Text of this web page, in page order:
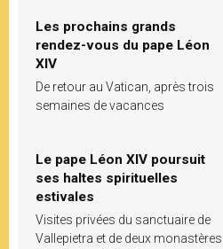
Les prochains grands
rendez-vous du pape Léon
XIV
De retour au Vatican, après trois
semaines de vacances
Le pape Léon XIV poursuit
ses haltes spirituelles
estivales
Visites privées du sanctuaire de
Vallepietra et de deux monastères